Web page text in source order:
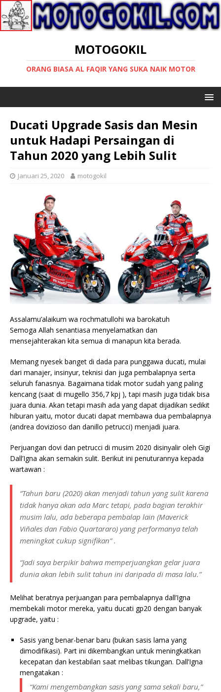
MOTOGOKIL
ORANG BIASA AL FAQIR YANG SUKA NAIK MOTOR
Ducati Upgrade Sasis dan Mesin
untuk Hadapi Persaingan di
Tahun 2020 yang Lebih Sulit
Januari 25, 2020 motogokil
Assalamu’alaikum wa rochmatullohi wa barokatuh
Semoga Allah senantiasa menyelamatkan dan
mensejahterakan kita semua di manapun kita berada.
Memang nyesek banget di dada para punggawa ducati, mulai
dari manajer, insinyur, teknisi dan juga pembalapnya serta
seluruh fanasnya. Bagaimana tidak motor sudah yang paling
kencang (saat di mugello 356,7 kpj ), tapi masih juga tidak bisa
juara dunia. Akan tetapi masih ada yang dapat dijadikan sedikit
hiburan yaitu, motor ducati dapat membawa dua pembalapnya
(andrea dovizioso dan danillo petrucci) menjadi juara.
Perjuangan dovi dan petrucci di musim 2020 disinyalir oleh Gigi
Dall’Igna akan semakin sulit. Berikut ini penuturannya kepada
wartawan :
“Tahun baru (2020) akan menjadi tahun yang sulit karena
tidak hanya akan ada Marc tetapi, pada bagian terakhir
musim lalu, ada beberapa pembalap lain (Maverick
Viñales dan Fabio Quartararo) yang performanya telah
meningkat cukup signifikan” .
“Jadi saya berpikir bahwa memperjuangkan gelar juara
dunia akan lebih sulit tahun ini daripada di masa lalu.”
Melihat beratnya perjuangan para pembalapnya dall’Igna
membekali motor mereka, yaitu ducati gp20 dengan banyak
upgrade, yaitu :
Sasis yang benar-benar baru (bukan sasis lama yang
dimodifikasi). Part ini dikembangkan untuk meningkatkan
kecepatan dan kestabilan saat melibas tikungan. Dall’Igna
mengatakan :
“Kami mengembangkan sasis yang sama sekali baru,”